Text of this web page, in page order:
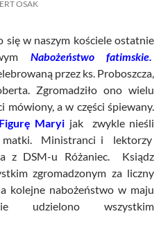
OSAK
się w naszym kościele ostatnie
Nabożeństwo fatimskie.
przez ks. Proboszcza,
Zgromadziło ono wielu
mówiony, a w części śpiewany.
Figurę Maryi jak zwykle nieśli
matki. Ministranci i lektorzy
z DSM-u Różaniec. Ksiądz
zgromadzonym za liczny
kolejne nabożeństwo w maju
udzielono wszystkim